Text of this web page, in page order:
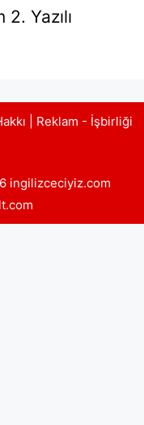
Yazılı
Reklam - İşbirliği
ingilizceciyiz.com